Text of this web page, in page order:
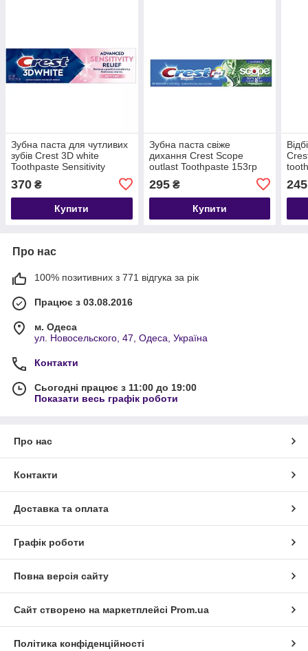
Зубна паста для чутливих
зубів Crest 3D white
Toothpaste Sensitivity
370 ₴
Купити
Зубна паста свіже
дихання Crest Scope
outlast Toothpaste 153гр
295₴
Купити
245
Про нас
100% позитивних з 771 відгука за рік
Працює з 03.08.2016
м. Одеса
ул. Новосельского, 47, Одеса, Україна
Контакти
Сьогодні працює з 11:00 до 19:00
Показати весь графік роботи
Про нас
Контакти
Доставка та оплата
Графік роботи
Повна версія сайту
Сайт створено на маркетплейсі Prom.ua
Політика конфіденційності